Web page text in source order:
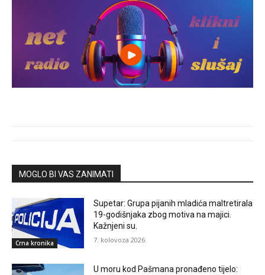
MOGLO BI VAS ZANIMATI
Crna kronika
Supetar: Grupa pijanih mladića maltretirala
19-godišnjaka zbog motiva na majici.
Kažnjeni su.
7. kolovoza 2026.
U moru kod Pašmana pronađeno tijelo: